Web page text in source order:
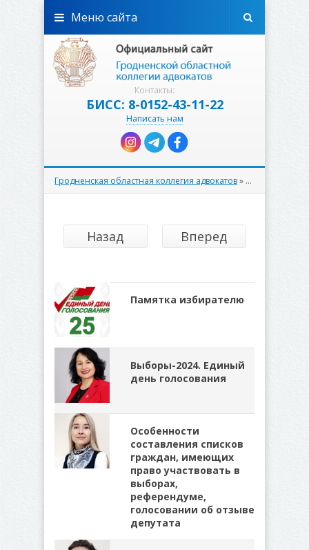
Контакты:
БИСС: 8-0152-43-11-22
Написать нам
Меню сайта
Гродненская областная коллегия адвокатов» Статьи
Назад Вперед
Памятка избирателю
Выборы-2024. Единый
день голосования
Особенности
составления списков
граждан, имеющих
право участвовать в
выборах,
референдуме,
голосовании об отзыве
депутата